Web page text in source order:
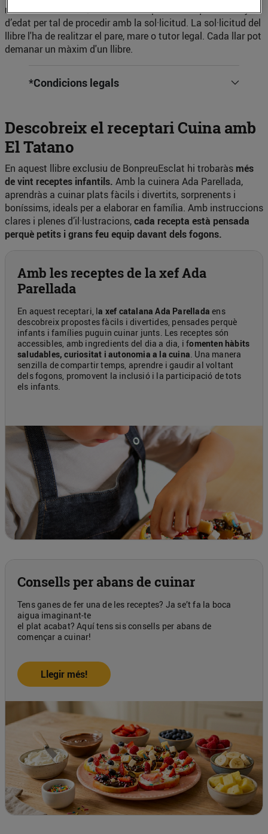
naixement dels nen/a ha de correspondre a aquesta franja
d’edat per tal de procedir amb la sol·licitud. La sol·licitud del
llibre l'ha de realitzar el pare, mare o tutor legal. Cada llar pot
demanar un màxim d'un llibre.
*Condicions legals
Descobreix el receptari Cuina amb
El Tatano
En aquest llibre exclusiu de BonpreuEsclat hi trobaràs més
de vint receptes infantils. Amb la cuinera Ada Parellada,
aprendràs a cuinar plats fàcils i divertits, sorprenents i
boníssims, ideals per a elaborar en família. Amb instruccions
clares i plenes d’il·lustracions,cada recepta està pensada
perquè petits i grans feu equip davant dels fogons.
Amb les receptes de la xef Ada
Parellada
En aquest receptari, la xef catalana Ada Parellada ens
descobreix propostes fàcils i divertides, pensades perquè
infants i famílies puguin cuinar junts. Les receptes són
accessibles, amb ingredients del dia a dia, i fomenten hàbits
saludables, curiositat i autonomia a la cuina. Una manera
senzilla de compartir temps, aprendre i gaudir al voltant
dels fogons, promovent la inclusió i la participació de tots
els infants.
Consells per abans de cuinar
Tens ganes de fer una de les receptes? Ja se’t fa la boca
aigua imaginant-te
el plat acabat? Aquí tens sis consells per abans de
començar a cuinar!
Llegir més!